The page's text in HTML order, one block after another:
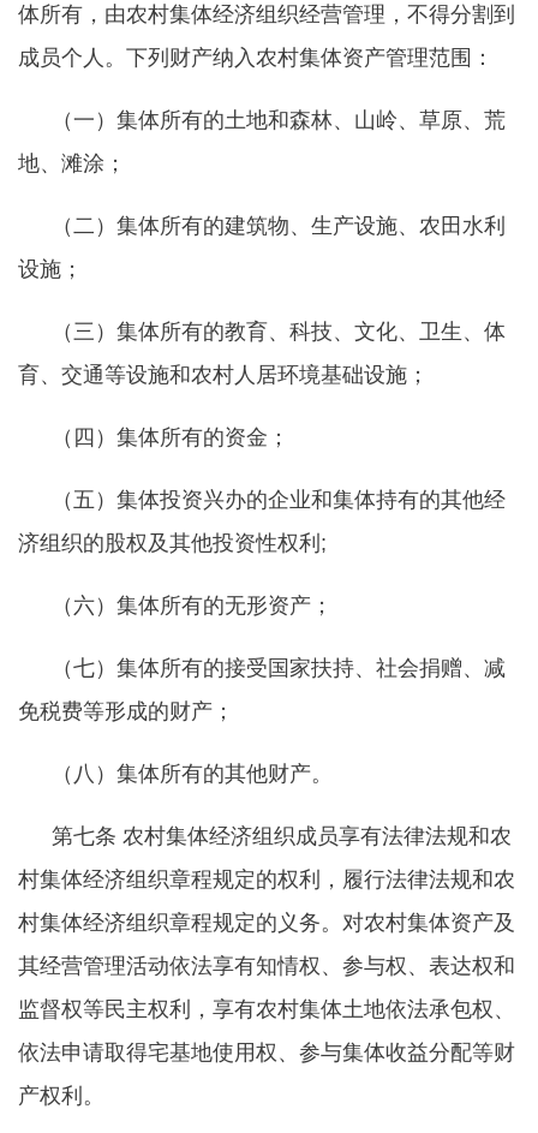
体所有，由农村集体经济组织经营管理，不得分割到
成员个人。下列财产纳入农村集体资产管理范围：
（一）集体所有的土地和森林、山岭、草原、荒
地、滩涂；
（二）集体所有的建筑物、生产设施、农田水利
设施；
（三）集体所有的教育、科技、文化、卫生、体
育、交通等设施和农村人居环境基础设施；
（四）集体所有的资金；
（五）集体投资兴办的企业和集体持有的其他经
济组织的股权及其他投资性权利 ;
（六）集体所有的无形资产；
（七）集体所有的接受国家扶持、社会捐赠、减
免税费等形成的财产；
（八）集体所有的其他财产。
第七条 农村集体经济组织成员享有法律法规和农
村集体经济组织章程规定的权利，履行法律法规和农
村集体经济组织章程规定的义务。对农村集体资产及
其经营管理活动依法享有知情权、参与权、表达权和
监督权等民主权利，享有农村集体土地依法承包权、
依法申请取得宅基地使用权、参与集体收益分配等财
产权利。